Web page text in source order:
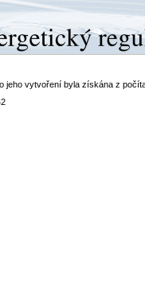
jeho vytvoření byla získána z